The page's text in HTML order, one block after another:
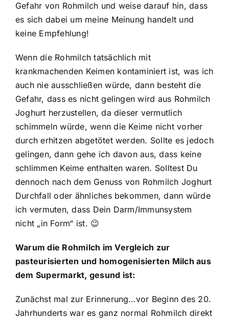
Gefahr von Rohmilch und weise darauf hin, dass
es sich dabei um meine Meinung handelt und
keine Empfehlung!
Wenn die Rohmilch tatsächlich mit
krankmachenden Keimen kontaminiert ist, was ich
auch nie ausschließen würde, dann besteht die
Gefahr, dass es nicht gelingen wird aus Rohmilch
Joghurt herzustellen, da dieser vermutlich
schimmeln würde, wenn die Keime nicht vorher
durch erhitzen abgetötet werden. Sollte es jedoch
gelingen, dann gehe ich davon aus, dass keine
schlimmen Keime enthalten waren. Solltest Du
dennoch nach dem Genuss von Rohmilch Joghurt
Durchfall oder ähnliches bekommen, dann würde
ich vermuten, dass Dein Darm/Immunsystem
nicht „in Form“ ist. 😉
Warum die Rohmilch im Vergleich zur
pasteurisierten und homogenisierten Milch aus
dem Supermarkt, gesund ist:
Zunächst mal zur Erinnerung…vor Beginn des 20.
Jahrhunderts war es ganz normal Rohmilch direkt